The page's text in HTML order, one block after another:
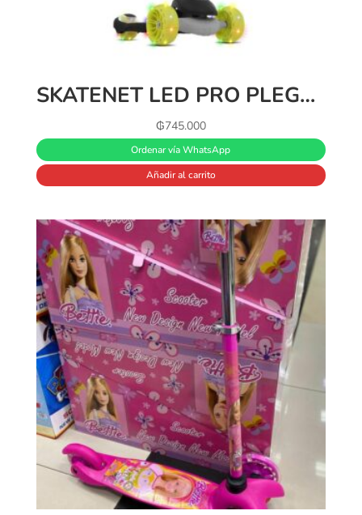
SKATENET LED PRO PLEGABLE NEGRO
₲745.000
Ordenar vía WhatsApp
Añadir al carrito